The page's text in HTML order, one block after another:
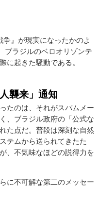
』が現実になったかのよ
ブラジルのベロオリゾンテ
に起きた騒動である。
襲来」通知
たのは、それがスパムメー
、ブラジル政府の「公式な
た点だ。普段は深刻な自然
テムから送られてきたた
、不気味なほどの説得力を
に不可解な第二のメッセー